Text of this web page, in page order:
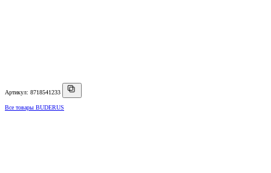
Артикул: 8718541233
Все товары BUDERUS